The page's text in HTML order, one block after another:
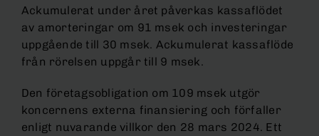
Ackumulerat under året påverkas kassaflödet
av amorteringar om 91 msek och investeringar
uppgående till 30 msek. Ackumulerat kassaflöde
från rörelsen uppgår till 9 msek.
Den företagsobligation om 109 msek utgör
koncernens externa finansiering och förfaller
enligt nuvarande villkor den 28 mars 2024. Ett